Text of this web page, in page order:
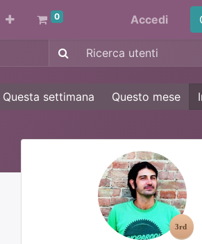
0 Accedi
Questa settimana Questo mese